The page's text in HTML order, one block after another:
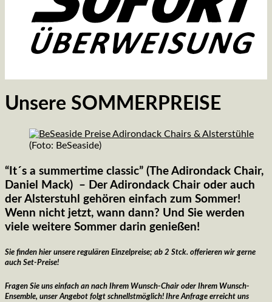
Unsere SOMMERPREISE
(Foto: BeSeaside)
“It´s a summertime classic” (The Adirondack Chair,
Daniel Mack) – Der Adirondack Chair oder auch
der Alsterstuhl gehören einfach zum Sommer!
Wenn nicht jetzt, wann dann? Und Sie werden
viele weitere Sommer darin genießen!
Sie finden hier unsere regulären Einzelpreise; ab 2 Stck. offerieren wir gerne
auch Set-Preise!
Fragen Sie uns einfach an nach Ihrem Wunsch-Chair oder Ihrem Wunsch-
Ensemble, unser Angebot folgt schnellstmöglich! Ihre Anfrage erreicht uns